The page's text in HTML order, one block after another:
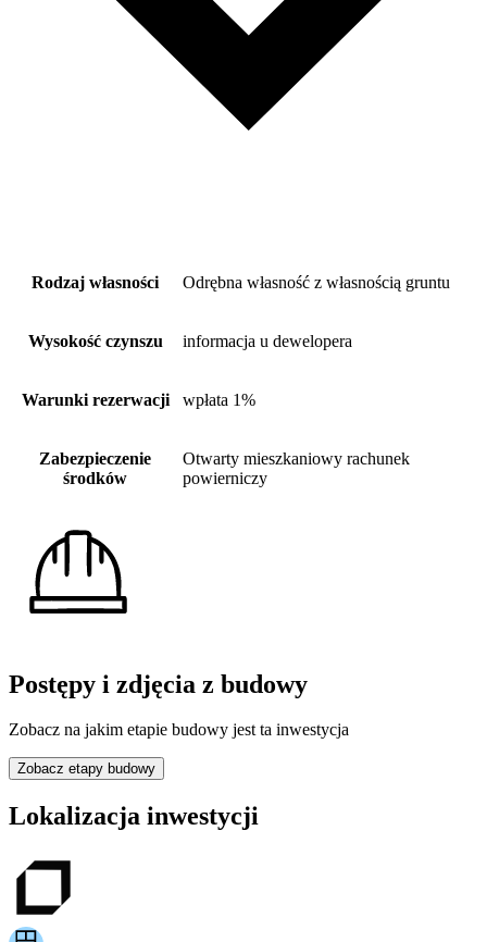
Rodzaj własności Odrębna własność z własnością gruntu
Wysokość czynszu informacja u dewelopera
Warunki rezerwacji wpłata 1%
Zabezpieczenie
środków
Otwarty mieszkaniowy rachunek
powierniczy
Postępy i zdjęcia z budowy
Zobacz na jakim etapie budowy jest ta inwestycja
Zobacz etapy budowy
Lokalizacja inwestycji